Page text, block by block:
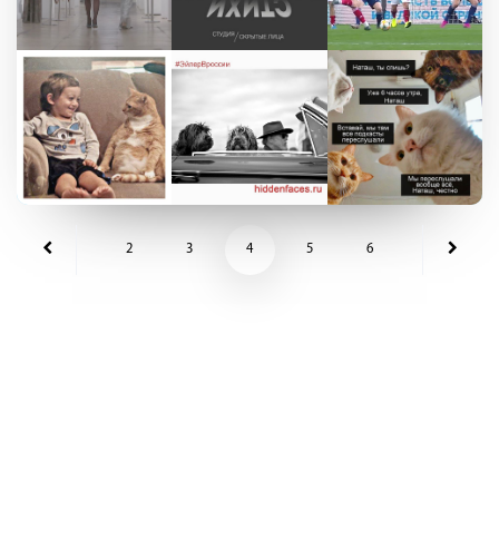
2 3 4 5 6